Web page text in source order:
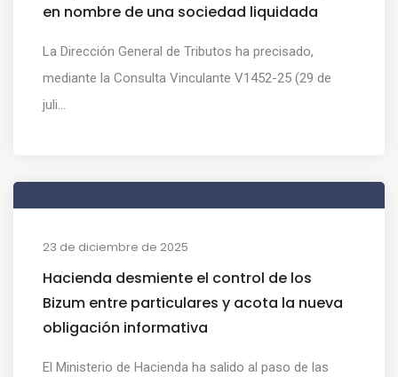
en nombre de una sociedad liquidada
La Dirección General de Tributos ha precisado,
mediante la Consulta Vinculante V1452-25 (29 de
juli...
23 de diciembre de 2025
Hacienda desmiente el control de los
Bizum entre particulares y acota la nueva
obligación informativa
El Ministerio de Hacienda ha salido al paso de las